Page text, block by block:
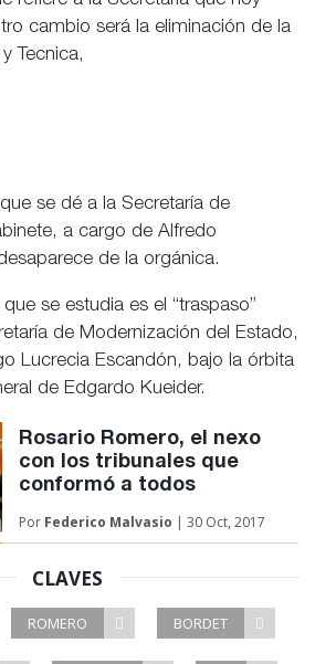
cambio será la eliminación de la
Tecnica,
se dé a la Secretaría de
a cargo de Alfredo
de la orgánica.
se estudia es el “traspaso”
de Modernización del Estado,
Lucrecia Escandón, bajo la órbita
de Edgardo Kueider.
Rosario Romero, el nexo
con los tribunales que
conformó a todos
Por Federico Malvasio | 30 Oct, 2017
CLAVES
ROMERO BORDET